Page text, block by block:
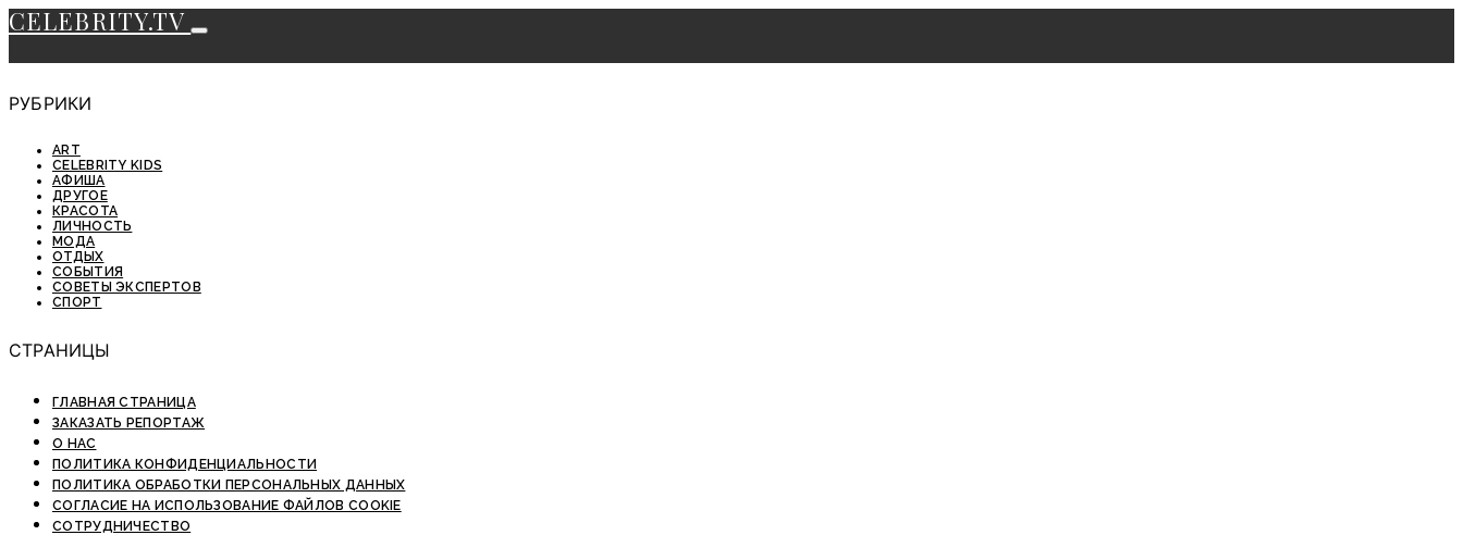
CELEBRITY.TV
РУБРИКИ
ART
CELEBRITY KIDS
АФИША
ДРУГОЕ
КРАСОТА
ЛИЧНОСТЬ
МОДА
ОТДЫХ
СОБЫТИЯ
СОВЕТЫ ЭКСПЕРТОВ
СПОРТ
СТРАНИЦЫ
ГЛАВНАЯ СТРАНИЦА
ЗАКАЗАТЬ РЕПОРТАЖ
О НАС
ПОЛИТИКА КОНФИДЕНЦИАЛЬНОСТИ
ПОЛИТИКА ОБРАБОТКИ ПЕРСОНАЛЬНЫХ ДАННЫХ
СОГЛАСИЕ НА ИСПОЛЬЗОВАНИЕ ФАЙЛОВ COOKIE
СОТРУДНИЧЕСТВО